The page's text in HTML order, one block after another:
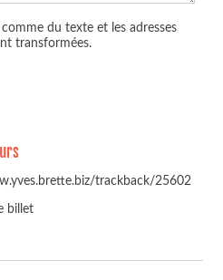
du texte et les adresses
transformées.
trackback/25602
billet